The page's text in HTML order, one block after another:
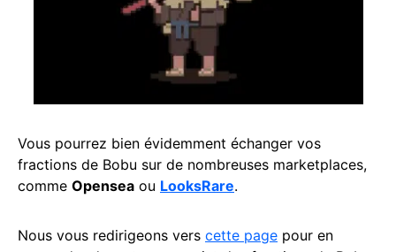
Vous pourrez bien évidemment échanger vos
fractions de Bobu sur de nombreuses marketplaces,
comme Opensea ou LooksRare.
Nous vous redirigeons vers cette page pour en